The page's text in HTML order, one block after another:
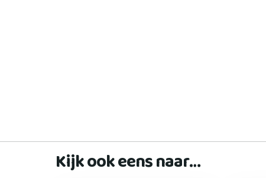
Kijk ook eens naar…